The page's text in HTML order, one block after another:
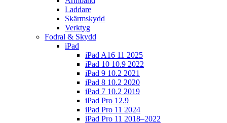
Laddare
Skärmskydd
Verktyg
Fodral & Skydd
iPad
iPad A16 11 2025
iPad 10 10.9 2022
iPad 9 10.2 2021
iPad 8 10.2 2020
iPad 7 10.2 2019
iPad Pro 12.9
iPad Pro 11 2024
iPad Pro 11 2018–2022